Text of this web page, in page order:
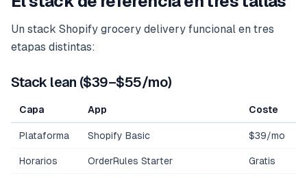
Un stack Shopify grocery delivery funcional en tres
etapas distintas:
Stack lean ($39–$55/mo)
Capa App Coste
Plataforma Shopify Basic $39/mo
Horarios OrderRules Starter Gratis